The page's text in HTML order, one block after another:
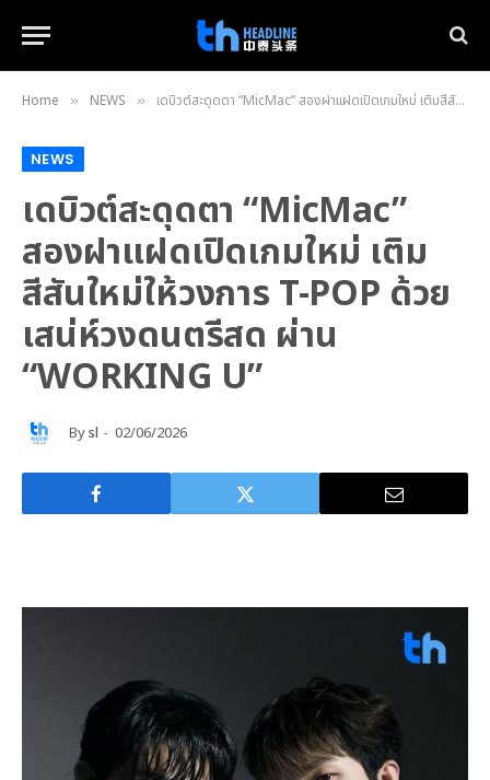
Home » NEWS » เดบิวต์สะดุดตา “MicMac” สองฝาแฝดเปิดเกมใหม่ เติมสีสันใหม่ให้วงการ T-POP ด้วยเสน่ห์วงดนตรีสด ผ่าน “WORKING U”
NEWS
เดบิวต์สะดุดตา “MicMac”
สองฝาแฝดเปิดเกมใหม่ เติม
สีสันใหม่ให้วงการ T-POP ด้วย
เสน่ห์วงดนตรีสด ผ่าน
“WORKING U”
Bysl 02/06/2026